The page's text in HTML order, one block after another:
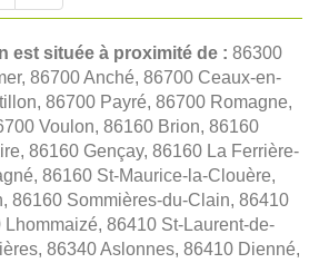
est située à proximité de : 86300
86700 Anché, 86700 Ceaux-en-
86700 Payré, 86700 Romagne,
Voulon, 86160 Brion, 86160
86160 Gençay, 86160 La Ferrière-
86160 St-Maurice-la-Clouère,
86160 Sommières-du-Clain, 86410
Lhommaizé, 86410 St-Laurent-de-
86340 Aslonnes, 86410 Dienné,